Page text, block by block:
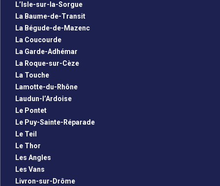
L’Isle-sur-la-Sorgue
La Baume-de-Transit
La Bégude-de-Mazenc
La Coucourde
La Garde-Adhémar
La Roque-sur-Cèze
La Touche
Lamotte-du-Rhône
Laudun-l’Ardoise
Le Pontet
Le Puy-Sainte-Réparade
Le Teil
Le Thor
Les Angles
Les Vans
Livron-sur-Drôme